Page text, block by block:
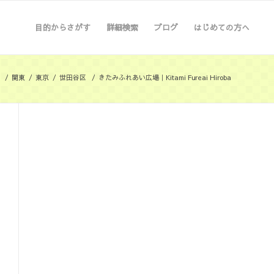
目的からさがす 詳細検索 ブログ はじめての方へ
/ 関東 / 東京 / 世田谷区 / きたみふれあい広場｜Kitami Fureai Hiroba